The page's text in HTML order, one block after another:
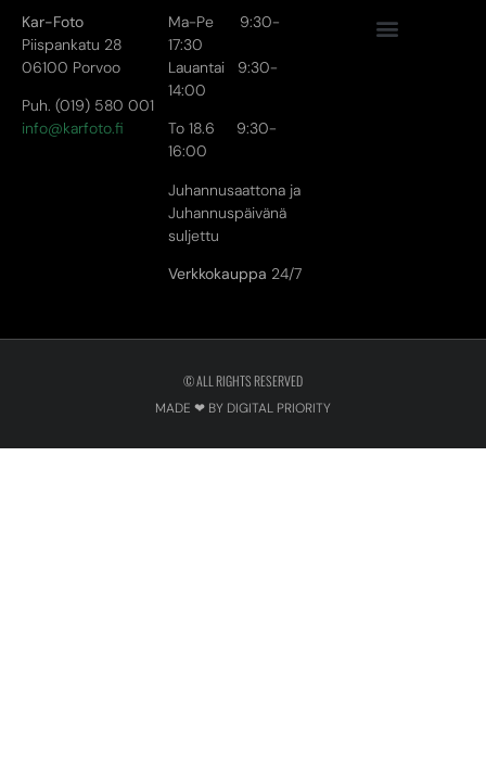
Kar-Foto
Piispankatu 28
06100 Porvoo
Puh. (019) 580 001
info@karfoto.fi
Ma-Pe 9:30-
17:30
Lauantai 9:30-
14:00
To 18.6 9:30-
16:00
Juhannusaattona ja
Juhannuspäivänä
suljettu
Verkkokauppa 24/7
© ALL RIGHTS RESERVED
MADE ❤ BY DIGITAL PRIORITY